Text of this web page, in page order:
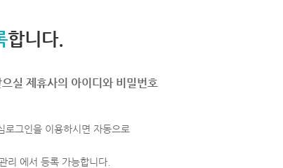
합니다.
실 제휴사의 아이디와 비밀번호
로그인을 이용하시면 자동으로
리 에서 등록 가능합니다.